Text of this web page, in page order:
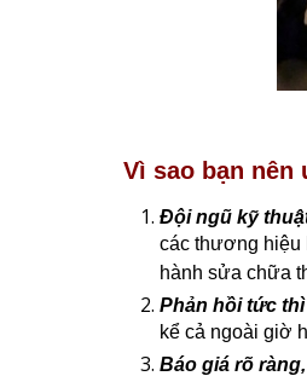
Vì sao bạn nên
Đội ngũ kỹ
các thương hiệu
hành sửa chữa
Phản hồi tức thì
kể cả ngoài giờ
Báo giá rõ